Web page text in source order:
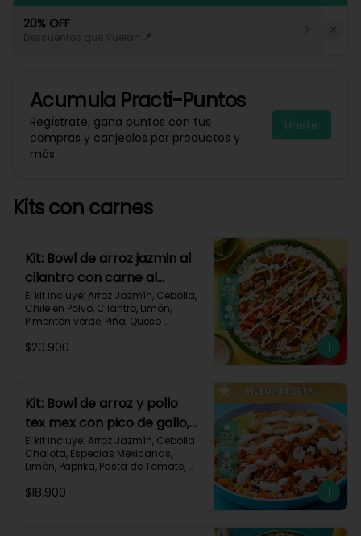
20% OFF
Descuentos que Vuelan 🪁
Acumula Practi-Puntos
Regístrate, gana puntos con tus
compras y canjealos por productos y
más
Únete
Kits con carnes
Kit: Bowl de arroz jazmin al
cilantro con carne al
pastor y pico de gallo-84
El kit incluye: Arroz Jazmín, Cebolla,
Chile en Polvo, Cilantro, Limón,
Pimentón verde, Piña, Queso
(150g/p), Sour Cream, Tomate,
Grasas 46g | Proteínas 30g
$20.900
Kit: Bowl de arroz y pollo
tex mex con pico de gallo,
queso y sour cream-147
El kit incluye: Arroz Jazmín, Cebolla
Chalota, Especias Mexicanas,
Limón, Paprika, Pasta de Tomate,
Sour Cream, Tomate, Receta
$18.900